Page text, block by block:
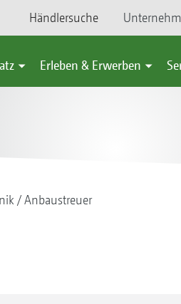
Händlersuche
Erleben & Erwerben
Anbaustreuer